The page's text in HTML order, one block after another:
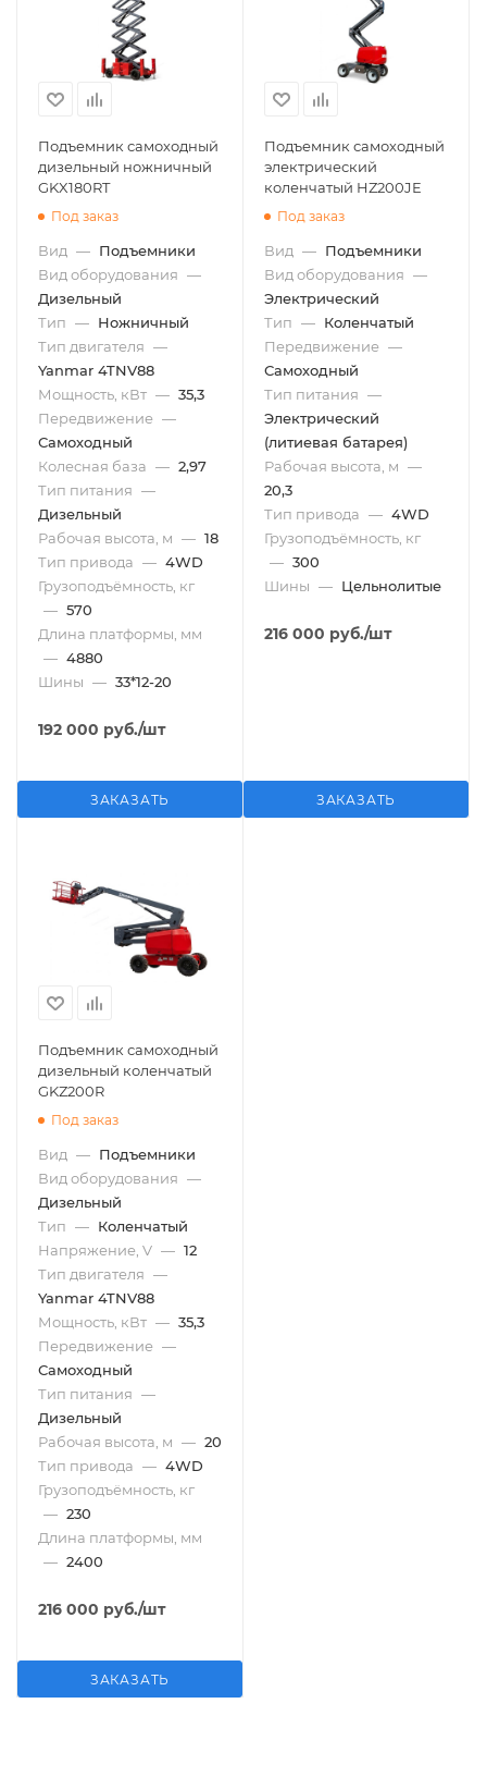
Подъемник самоходный
дизельный ножничный
GKX180RT
Под заказ
Вид — Подъемники
Вид оборудования —
Дизельный
Тип — Ножничный
Тип двигателя —
Yanmar 4TNV88
Мощность, кВт — 35,3
Передвижение —
Самоходный
Колесная база — 2,97
Тип питания —
Дизельный
Рабочая высота, м — 18
Тип привода — 4WD
Грузоподъёмность, кг
— 570
Длина платформы, мм
— 4880
Шины — 33*12-20
192 000 руб./шт
ЗАКАЗАТЬ
Подъемник самоходный
электрический
коленчатый HZ200JE
Под заказ
Вид — Подъемники
Вид оборудования —
Электрический
Тип — Коленчатый
Передвижение —
Самоходный
Тип питания —
Электрический
(литиевая батарея)
Рабочая высота, м —
20,3
Тип привода — 4WD
Грузоподъёмность, кг
— 300
Шины — Цельнолитые
216 000 руб./шт
ЗАКАЗАТЬ
Подъемник самоходный
дизельный коленчатый
GKZ200R
Под заказ
Вид — Подъемники
Вид оборудования —
Дизельный
Тип — Коленчатый
Напряжение, V — 12
Тип двигателя —
Yanmar 4TNV88
Мощность, кВт — 35,3
Передвижение —
Самоходный
Тип питания —
Дизельный
Рабочая высота, м — 20
Тип привода — 4WD
Грузоподъёмность, кг
— 230
Длина платформы, мм
— 2400
216 000 руб./шт
ЗАКАЗАТЬ